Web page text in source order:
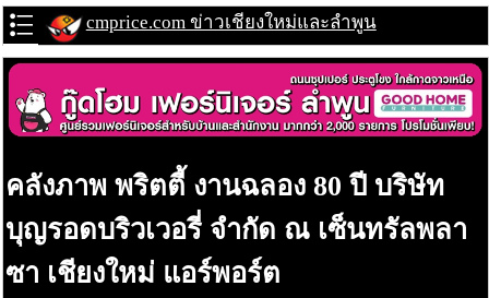
cmprice.com ข่าวเชียงใหม่และลำพูน
คลังภาพ พริตตี้ งานฉลอง 80 ปี บริษัท
บุญรอดบริวเวอรี่ จำกัด ณ เซ็นทรัลพลา
ซา เชียงใหม่ แอร์พอร์ต